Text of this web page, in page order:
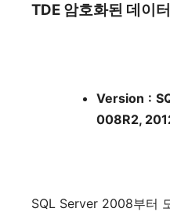
TDE 암호화된 데이
Version :
008R2,
SQL Server 2008부터